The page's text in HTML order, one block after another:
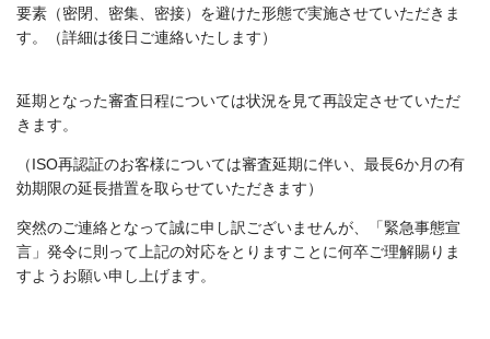
要素（密閉、密集、密接）を避けた形態で実施させていただきま
す。（詳細は後日ご連絡いたします）
延期となった審査日程については状況を見て再設定させていただ
きます。
（ISO再認証のお客様については審査延期に伴い、最長6か月の有
効期限の延長措置を取らせていただきます）
突然のご連絡となって誠に申し訳ございませんが、「緊急事態宣
言」発令に則って上記の対応をとりますことに何卒ご理解賜りま
すようお願い申し上げます。